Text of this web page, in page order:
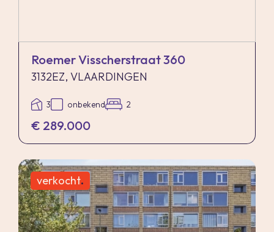
Roemer Visscherstraat 360
3132EZ, VLAARDINGEN
3 onbekend 2
€ 289.000
verkocht.